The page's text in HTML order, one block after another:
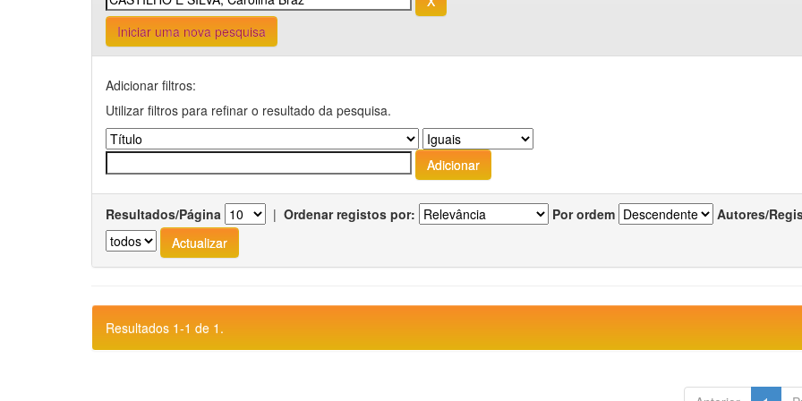
Iniciar uma nova pesquisa
Adicionar filtros:
Utilizar filtros para refinar o resultado da pesquisa.
Resultados/Página | Ordenar registos por: Por ordem Autores/
Resultados 1-1 de 1.